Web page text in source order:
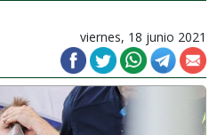
viernes, 18 junio 2021